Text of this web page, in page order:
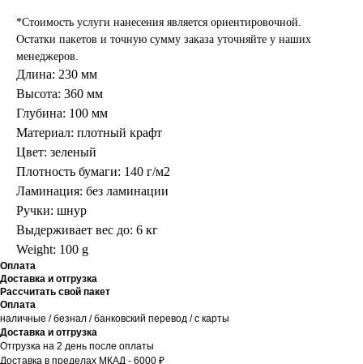
*Стоимость услуги нанесения является ориентировочной.
Остатки пакетов и точную сумму заказа уточняйте у наших
менеджеров.
Длина: 230 мм
Высота: 360 мм
Глубина: 100 мм
Материал: плотный крафт
Цвет: зеленый
Плотность бумаги: 140 г/м2
Ламинация: без ламинации
Ручки: шнур
Выдерживает вес до: 6 кг
Weight: 100 g
Оплата
Доставка и отгрузка
Рассчитать свой пакет
Оплата
наличные / безнал / банковский перевод / с карты
Доставка и отгрузка
Отгрузка на 2 день после оплаты
Доставка в пределах МКАД - 6000 ₽